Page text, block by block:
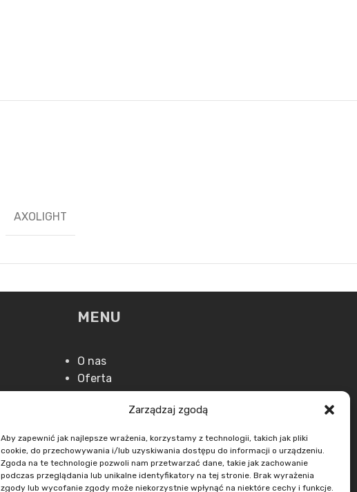
Zarządzaj zgodą
Aby zapewnić jak najlepsze wrażenia, korzystamy z technologii, takich jak pliki
cookie, do przechowywania i/lub uzyskiwania dostępu do informacji o urządzeniu.
Zgoda na te technologie pozwoli nam przetwarzać dane, takie jak zachowanie
podczas przeglądania lub unikalne identyfikatory na tej stronie. Brak wyrażenia
zgody lub wycofanie zgody może niekorzystnie wpłynąć na niektóre cechy i funkcje.
AXOLIGHT
MENU
O nas
Oferta
Aktualności